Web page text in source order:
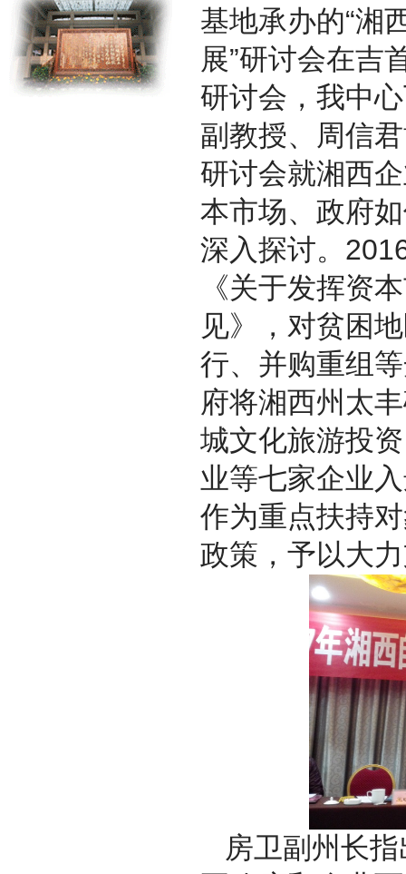
基地承办的“湘
展”研讨会在吉
研讨会，我中
副教授、周信
研讨会就湘西
本市场、政府
深入探讨。
《关于发挥资
见》，对贫困
行、并购重组
府将湘西州太
城文化旅游投
业等七家企业
作为重点扶持
政策，予以大
房卫副州长指